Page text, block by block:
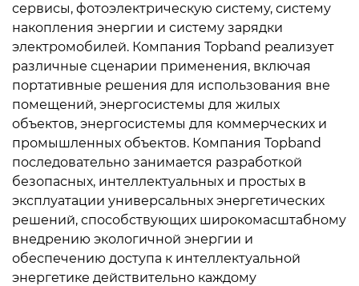
сервисы, фотоэлектрическую систему, систему
накопления энергии и систему зарядки
электромобилей. Компания Topband реализует
различные сценарии применения, включая
портативные решения для использования вне
помещений, энергосистемы для жилых
объектов, энергосистемы для коммерческих и
промышленных объектов. Компания Topband
последовательно занимается разработкой
безопасных, интеллектуальных и простых в
эксплуатации универсальных энергетических
решений, способствующих широкомасштабному
внедрению экологичной энергии и
обеспечению доступа к интеллектуальной
энергетике действительно каждому